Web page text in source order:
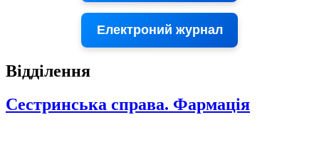
Електроний журнал
Відділення
Сестринська справа. Фармація